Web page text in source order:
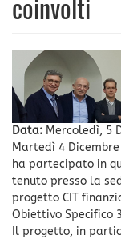
coinvolti
Data: Mercoledì, 5
Martedì 4
ha partecipato in
tenuto presso la
progetto CIT
Obiettivo Specifico
Il progetto, in